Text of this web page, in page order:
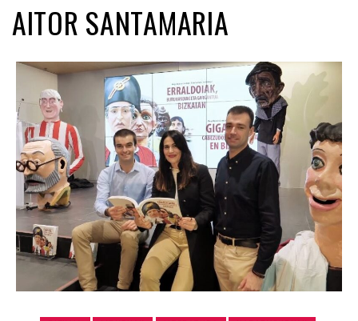
AITOR SANTAMARIA